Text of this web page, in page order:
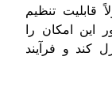
قابلیت تنظیم
این امکان را
کند و فرآیند